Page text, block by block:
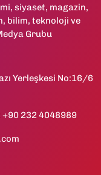
siyaset, magazin,
bilim, teknoloji ve
Grubu
Yerleşkesi No:16/6
+90 232 4048989